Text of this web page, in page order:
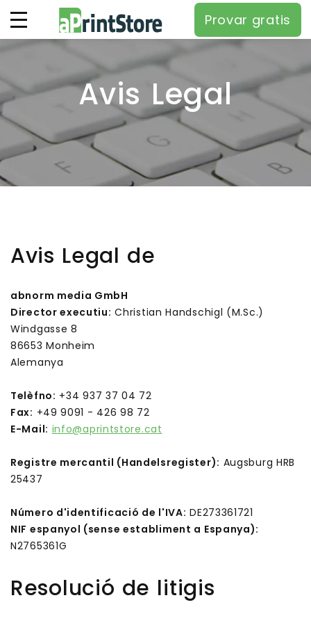
Provar gratis
Avis Legal
Avis Legal de
abnorm media GmbH
Director executiu: Christian Handschigl (M.Sc.)
Windgasse 8
86653 Monheim
Alemanya
Telèfno: +34 937 37 04 72
Fax: +49 9091 - 426 98 72
E-Mail: info@aprintstore.cat
Registre mercantil (Handelsregister): Augsburg HRB
25437
Número d'identificació de l'IVA: DE273361721
NIF espanyol (sense establiment a Espanya):
N2765361G
Resolució de litigis